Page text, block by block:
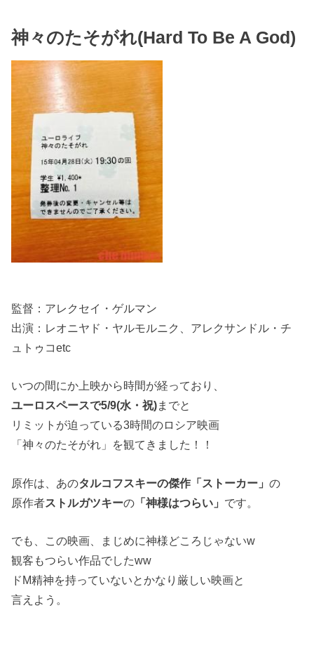
神々のたそがれ(Hard To Be A God)
監督：アレクセイ・ゲルマン
出演：レオニヤド・ヤルモルニク、アレクサンドル・チ
ュトゥコetc
いつの間にか上映から時間が経っており、
ユーロスペースで5/9(水・祝)までと
リミットが迫っている3時間のロシア映画
「神々のたそがれ」を観てきました！！
原作は、あのタルコフスキーの傑作「ストーカー」の
原作者ストルガツキーの 「神様はつらい」 です。
でも、この映画、まじめに神様どころじゃないw
観客もつらい作品でしたww
ドM精神を持っていないとかなり厳しい映画と
言えよう。